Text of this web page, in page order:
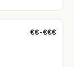
€€-€€€